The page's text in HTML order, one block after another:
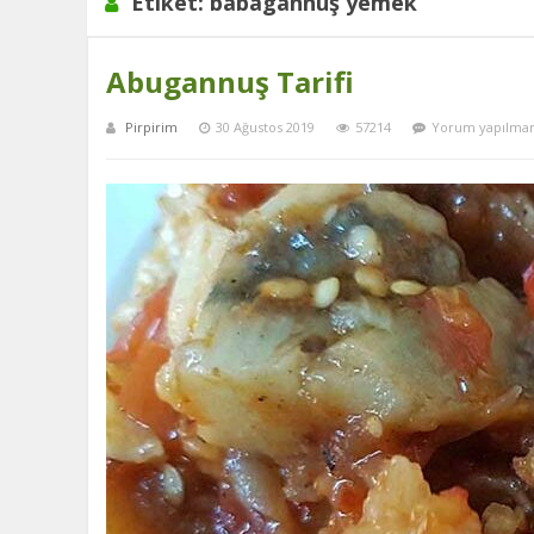
Abugannuş Tarifi
Pirpirim 30 Ağustos 2019 57214 Yorum